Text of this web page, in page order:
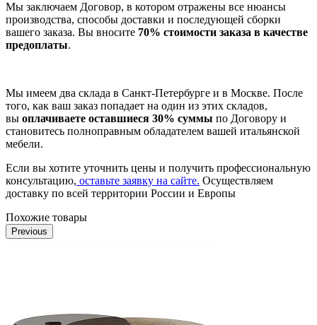
Мы заключаем Договор, в котором отражены все нюансы
производства, способы доставки и последующей сборки
вашего заказа. Вы вносите 70% стоимости заказа в качестве
предоплаты.
Мы имеем два склада в Санкт-Петербурге и в Москве. После
того, как ваш заказ попадает на один из этих складов,
вы оплачиваете оставшиеся 30% суммы по Договору и
становитесь полноправным обладателем вашей итальянской
мебели.
Если вы хотите уточнить цены и получить профессиональную
консультацию, оставьте заявку на сайте. Осуществляем
доставку по всей территории России и Европы
Похожие товары
Previous